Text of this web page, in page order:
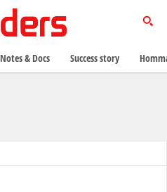
Notes & Docs Success story